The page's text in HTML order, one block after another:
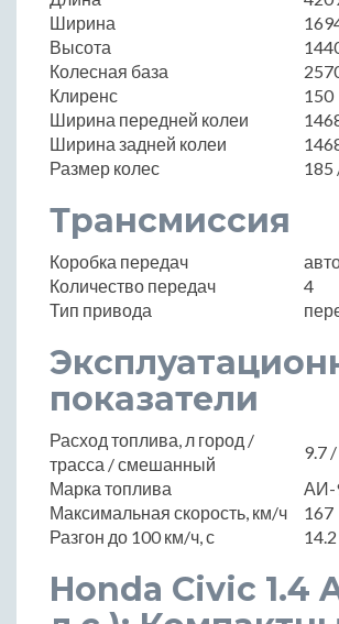
Ширина
Высота
Колесная база
Клиренс
150
Ширина передней колеи
Ширина задней колеи
Размер колес
185
Трансмиссия
Коробка передач
Количество передач
4
Тип привода
показатели
Расход топлива, л город /
трасса / смешанный
9.7
Марка топлива
АИ-
Максимальная скорость, км/ч
167
Разгон до 100 км/ч, с
14.2
Honda Civic 1.4